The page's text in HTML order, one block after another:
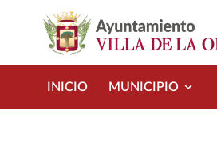
INICIO MUNICIPIO